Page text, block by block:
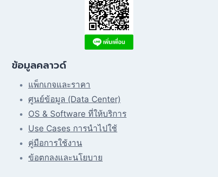
ข้อมูลคลาวด์
แพ็กเกจและราคา
ศูนย์ข้อมูล (Data Center)
OS & Software ที่ให้บริการ
Use Cases การนำไปใช้
คู่มือการใช้งาน
ข้อตกลงและนโยบาย